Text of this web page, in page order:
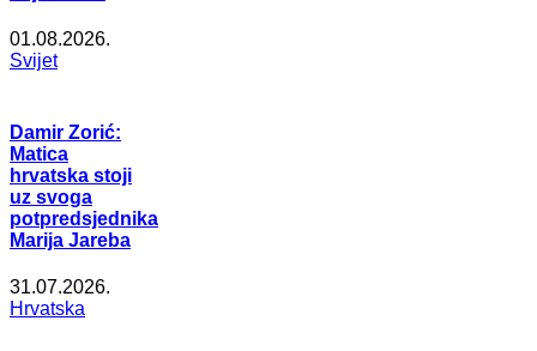
01.08.2026.
Svijet
Damir Zorić:
Matica
hrvatska stoji
uz svoga
potpredsjednika
Marija Jareba
31.07.2026.
Hrvatska